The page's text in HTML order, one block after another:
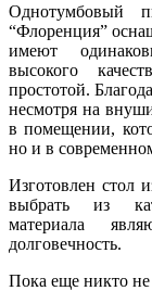
Однотумбовый
“Флоренция”
имеют
высокого
простотой.
несмотря на
в помещении,
но и в
Изготовлен стол
выбрать из
материала
долговечность.
Пока еще никто не